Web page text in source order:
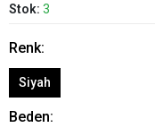
Stok: 3
Renk:
Siyah
Beden: